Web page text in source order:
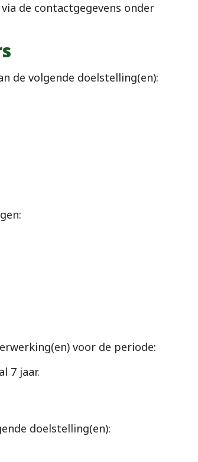
de contactgegevens onder
de volgende doelstelling(en):
voor de periode:
7 jaar.
doelstelling(en):